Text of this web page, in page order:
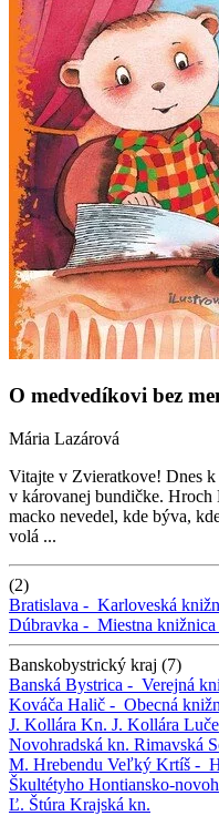
O medvedíkovi bez
Mária Lazárová
Vitajte v Zvieratkove! Dnes
v károvanej bundičke.
macko nevedel, kde býva,
volá ...
(2)
Bratislava - Karloveská
Dúbravka - Miestna
Banskobystrický kraj (7)
Banská Bystrica - Verejná
Kováča Halič - Obecná
J. Kollára Kn. J. Kollára
Novohradská kn. Rimavská
M. Hrebendu Veľký Krtíš -
Škultétyho Hontiansko-
Ľ. Štúra Krajská kn.